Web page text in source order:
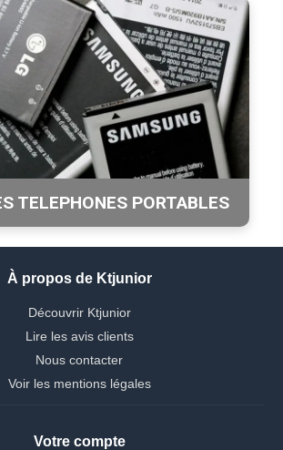
TELEPHONES PORTABLES
À propos de Ktjunior
Découvrir Ktjunior
Lire les avis clients
Nous contacter
Voir les mentions légales
Votre compte